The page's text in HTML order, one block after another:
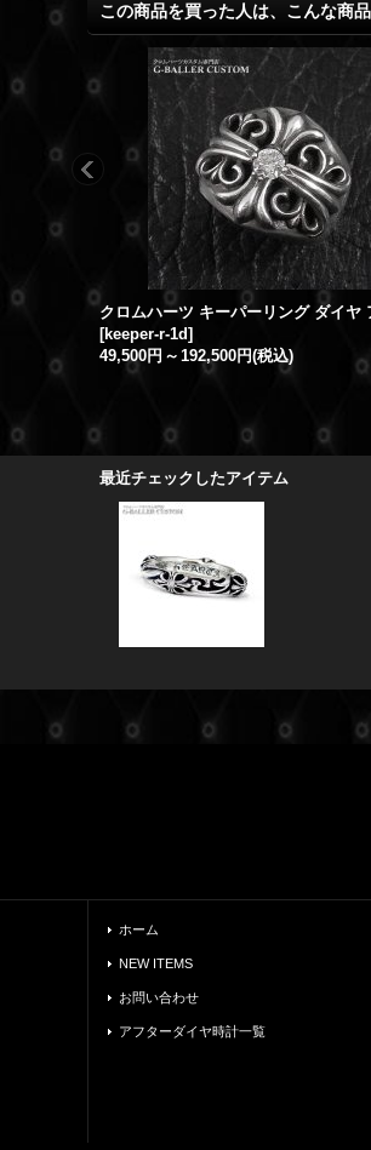
この商品を買った人は、こんな商
[keeper-r-1d]
49,500円 ～ 192,500円(税込)
最近チェックしたアイテム
ホーム
NEW ITEMS
お問い合わせ
アフターダイヤ時計一覧